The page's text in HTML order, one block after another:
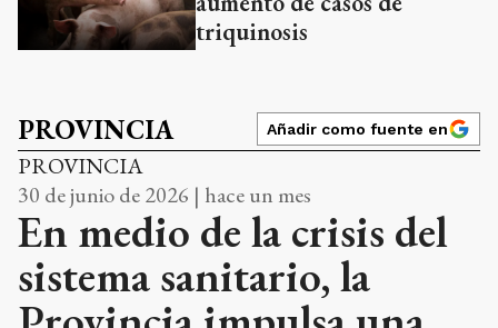
triquinosis
PROVINCIA Añadir como fuente en
PROVINCIA
30 de junio de 2026 | hace un mes
En medio de la crisis del
sistema sanitario, la